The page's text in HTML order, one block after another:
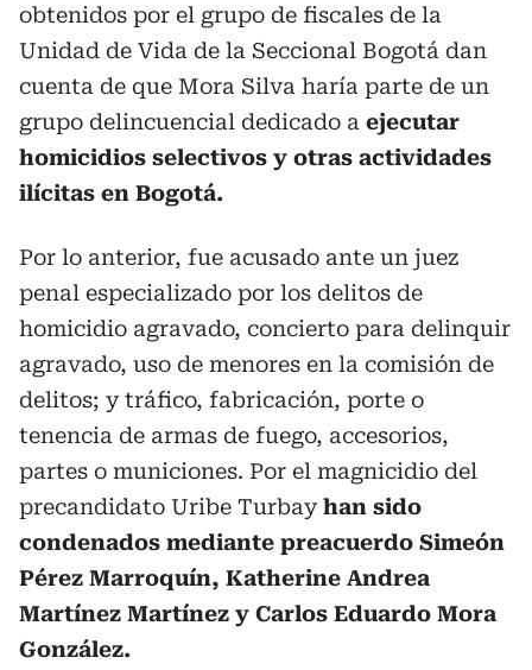
obtenidos por el grupo de fiscales de la
Unidad de Vida de la Seccional Bogotá dan
cuenta de que Mora Silva haría parte de un
grupo delincuencial dedicado a ejecutar
homicidios selectivos y otras actividades
ilícitas en Bogotá.
Por lo anterior, fue acusado ante un juez
penal especializado por los delitos de
homicidio agravado, concierto para delinquir
agravado, uso de menores en la comisión de
delitos; y tráfico, fabricación, porte o
tenencia de armas de fuego, accesorios,
partes o municiones. Por el magnicidio del
precandidato Uribe Turbayhan sido
condenados mediante preacuerdo Simeón
Pérez Marroquín, Katherine Andrea
Martínez Martínez y Carlos Eduardo Mora
González.